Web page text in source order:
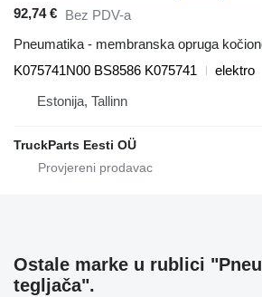
92,74 € Bez PDV-a
Pneumatika - membranska opruga
K075741N00 BS8586 K075741
elektro
Estonija, Tallinn
TruckParts Eesti OÜ
Ostale marke u rublici
tegljača".